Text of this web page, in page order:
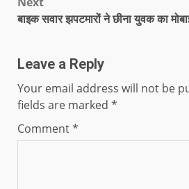
बाइक सवार झपटमारों ने छीना युवक का
Leave a Reply
Your email address will not be
fields are marked *
Comment*